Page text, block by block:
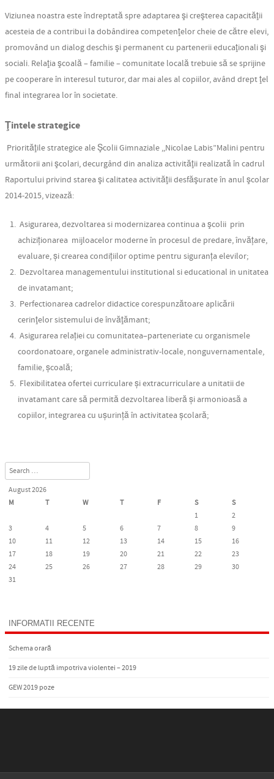
Viziunea noastra este îndreptată spre adaptarea şi creşterea capacităţii
acesteia de a contribui la dobândirea competenţelor cheie de către elevi,
promovând un dialog deschis şi permanent cu partenerii educaţionali şi
sociali. Relaţia şcoală – familie – comunitate locală trebuie să se sprijine
pe cooperare în interesul tuturor, dar mai ales al copiilor, având drept ţel
final integrarea lor în societate.
Ţintele strategice
Priorităţile strategice ale Şcolii Gimnaziale ,,Nicolae Labis”Malini pentru
următorii ani şcolari, decurgând din analiza activităţii realizată în cadrul
Raportului privind starea şi calitatea activităţii desfăşurate în anul şcolar
2014-2015, vizează:
Asigurarea, dezvoltarea si modernizarea continua a şcolii prin
achiziționarea mijloacelor moderne în procesul de predare, învățare,
evaluare, și crearea condițiilor optime pentru siguranța elevilor;
Dezvoltarea managementului institutional si educational in unitatea
de invatamant;
Perfectionarea cadrelor didactice corespunzătoare aplicării
cerinţelor sistemului de învăţămant;
Asigurarea relației cu comunitatea–parteneriate cu organismele
coordonatoare, organele administrativ-locale, nonguvernamentale,
familie, școală;
Flexibilitatea ofertei curriculare și extracurriculare a unitatii de
invatamant care să permită dezvoltarea liberă și armonioasă a
copiilor, integrarea cu ușurință în activitatea școlară;
Search
August 2026
M
T W T F S
S
1
2
3
4 5 6 7 8
9
10
11 12 13 14 15
16
17
18 19 20 21 22
23
24
25 26 27 28 29
30
31
INFORMATII RECENTE
Schema orară
19 zile de luptă impotriva violentei – 2019
GEW 2019 poze